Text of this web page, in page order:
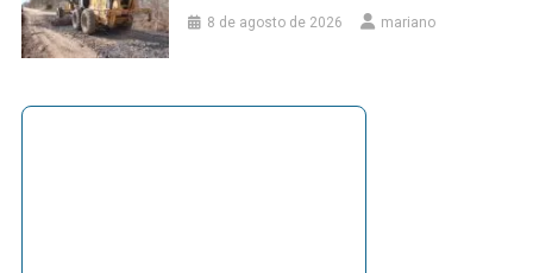
8 de agosto de 2026 mariano